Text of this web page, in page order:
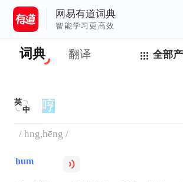
网易有道词典
智能学习更高效
词典 翻译 全部
英
中
/ hng,hēng /
hum